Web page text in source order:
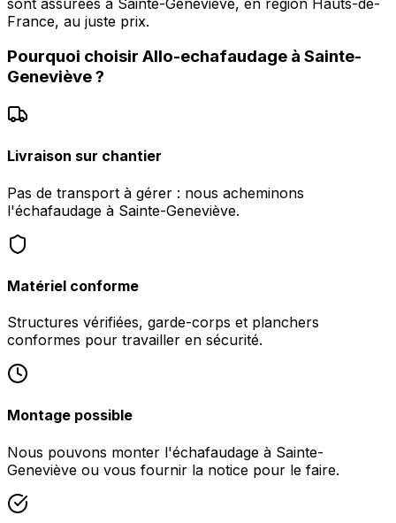
France, au juste prix.
Pourquoi choisir Allo-echafaudage à Sainte-
Geneviève?
Livraison sur chantier
Pas de transport à gérer : nous acheminons
l'échafaudage à Sainte-Geneviève.
Matériel conforme
Structures vérifiées, garde-corps et planchers
conformes pour travailler en sécurité.
Montage possible
Nous pouvons monter l'échafaudage à Sainte-
Geneviève ou vous fournir la notice pour le faire.